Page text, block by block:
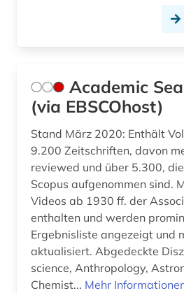
buch (1)
business (1)
chemie (9)
chemie fachdidaktik (1)
china (3)
coaching (1)
comic (1)
computerspiele (1)
USA (3)
Ukraine (1)
Ungarn (1)
Academic
(via EBSCOhost)
Stand März 2020: Enthält
9.200 Zeitschriften, davon
reviewed und über 5.300,
Scopus aufgenommen sind.
Videos ab 1930 ff. der
enthalten und werden
Ergebnisliste angezeigt und
aktualisiert. Abgedeckte Disziplinen: Animal
science, Anthropology,
Chemist... Mehr